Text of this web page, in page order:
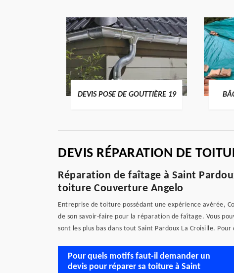
DEVIS POSE DE GOUTTIÈRE 19
DEVIS RÉPARATION DE
Réparation de faîtage à Saint
toiture Couverture Angelo
Entreprise de toiture possédant une expérience avérée,
de son savoir-faire pour la réparation de faîtage. Vous
sont les plus bas dans tout Saint Pardoux La Croisille.
Pour quels motifs faut-il demander un
devis pour réparer sa toiture à Saint